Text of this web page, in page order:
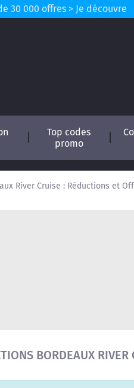
30 000 offres > Je découvre
Top codes
promo
la recherche
River Cruise : Réductions et
BORDEAUX RIVER